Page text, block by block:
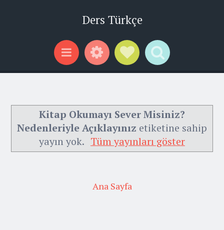
Ders Türkçe
Menu WidgetsSocial Links
Search
Kitap Okumayı Sever Misiniz?
Nedenleriyle Açıklayınız etiketine sahip
yayın yok. Tüm yayınları göster
Ana Sayfa